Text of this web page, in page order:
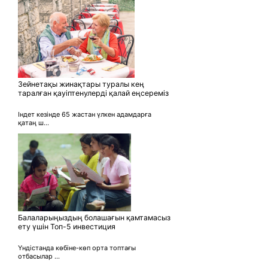
Зейнетақы жинақтары туралы кең
таралған қауіптенулерді қалай еңсереміз
Індет кезінде 65 жастан үлкен адамдарға
қатаң ш...
Балаларыңыздың болашағын қамтамасыз
ету үшін Топ-5 инвестиция
Үндістанда көбіне-көп орта топтағы
отбасылар ...